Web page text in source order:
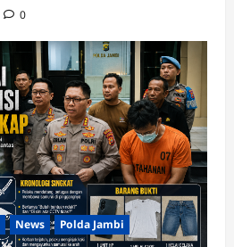
0
News
Polda Jambi